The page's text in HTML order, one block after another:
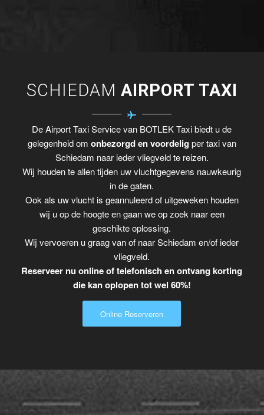
SCHIEDAM AIRPORT TAXI
De Airport Taxi Service van BOTLEK Taxi biedt u de
gelegenheid om onbezorgd en voordelig per taxi van
Schiedam naar ieder vliegveld te reizen.
Wij houden te allen tijden uw vluchtgegevens nauwkeurig
in de gaten.
Ook als uw vlucht is geannuleerd of uitgeweken houden
wij u op de hoogte en gaan we op zoek naar een
geschikte oplossing.
Wij vervoeren u graag van of naar Schiedam en/of ieder
vliegveld.
Reserveer nu online of telefonisch en ontvang korting
die kan oplopen tot wel 60%!
Online Reserveren